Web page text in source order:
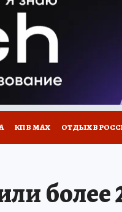
ГИД ПОТРЕБИТЕЛЯ
КП В МАХ ОТДЫХ В
более